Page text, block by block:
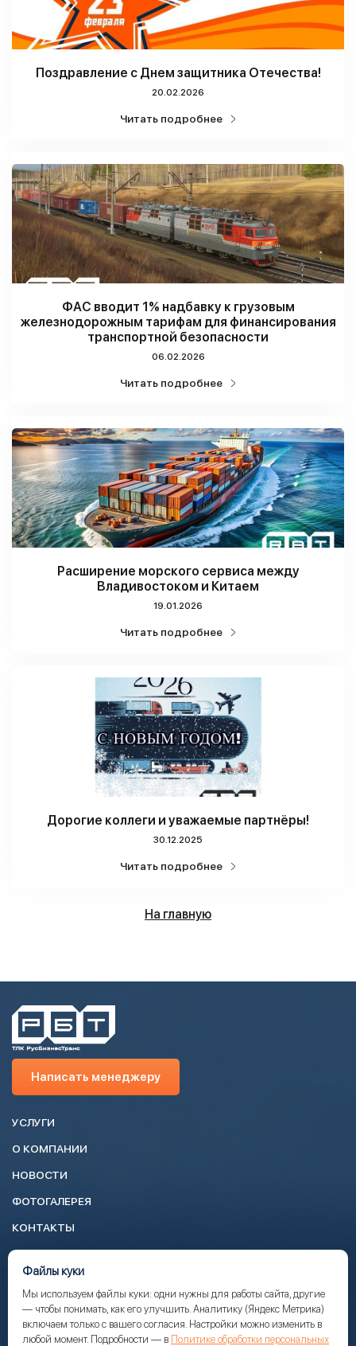
Поздравление с Днем защитника Отечества!
20.02.2026
Читать подробнее
ФАС вводит 1% надбавку к грузовым
железнодорожным тарифам для финансирования
транспортной безопасности
06.02.2026
Читать подробнее
Расширение морского сервиса между
Владивостоком и Китаем
19.01.2026
Читать подробнее
Дорогие коллеги и уважаемые партнёры!
30.12.2025
Читать подробнее
На главную
Написать менеджеру
УСЛУГИ
О КОМПАНИИ
НОВОСТИ
ФОТОГАЛЕРЕЯ
КОНТАКТЫ
+7 (343) 287-58-27
Написать менеджеру
Файлы куки
Мы используем файлы куки: одни нужны для работы сайта, другие
— чтобы понимать, как его улучшить. Аналитику (Яндекс Метрика)
включаем только с вашего согласия. Настройки можно изменить в
любой момент. Подробности — в Политике обработки персональных